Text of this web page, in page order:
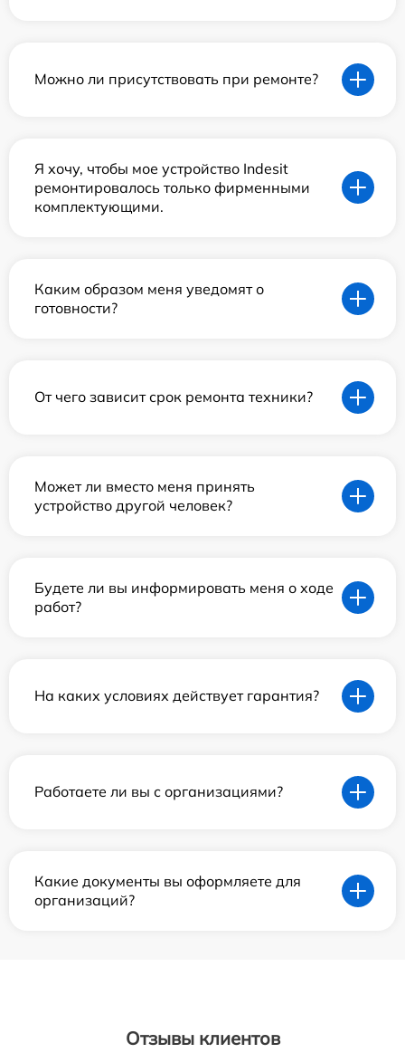
Можно ли присутствовать при ремонте?
Я хочу, чтобы мое устройство Indesit
ремонтировалось только фирменными
комплектующими.
Каким образом меня уведомят о
готовности?
От чего зависит срок ремонта техники?
Может ли вместо меня принять
устройство другой человек?
Будете ли вы информировать меня о ходе
работ?
На каких условиях действует гарантия?
Работаете ли вы с организациями?
Какие документы вы оформляете для
организаций?
Отзывы клиентов